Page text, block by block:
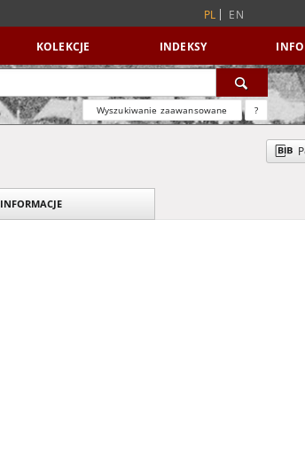
PL EN
KOLEKCJE INDEKSY
Wyszukiwanie zaawansowane ?
INFORMACJE